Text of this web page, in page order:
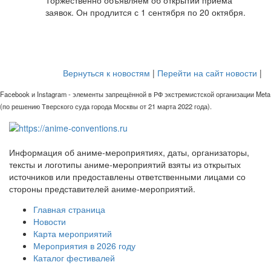
заявок. Он продлится с 1 сентября по 20 октября.
Вернуться к новостям | Перейти на сайт новости |
Facebook и Instagram - элементы запрещённой в РФ экстремистской организации Meta
(по решению Тверского суда города Москвы от 21 марта 2022 года).
Информация об аниме-мероприятиях, даты, организаторы,
тексты и логотипы аниме-мероприятий взяты из открытых
источников или предоставлены ответственными лицами со
стороны представителей аниме-мероприятий.
Главная страница
Новости
Карта мероприятий
Мероприятия в 2026 году
Каталог фестивалей